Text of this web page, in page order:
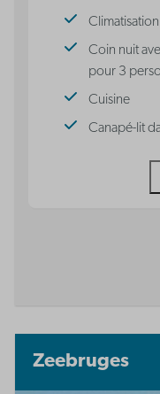
Climatisation
Coin nuit
pour 3
Cuisine
Canapé-lit
Zeebruges